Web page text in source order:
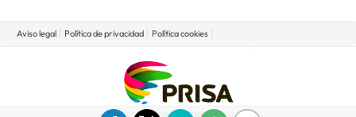
Aviso legal Política de privacidad Política cookies